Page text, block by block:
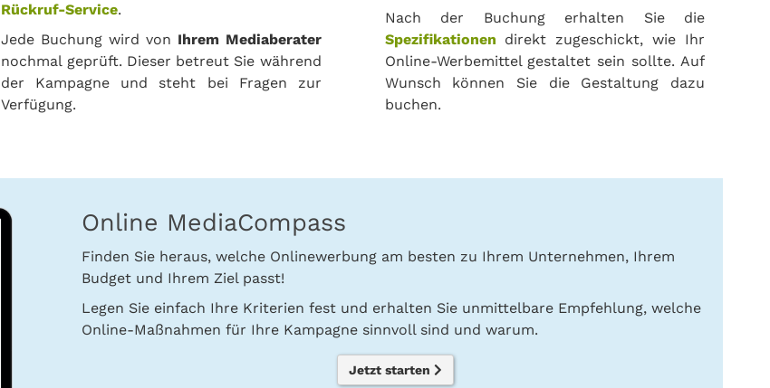
Rückruf-Service.
Jede Buchung wird von Ihrem Mediaberater
nochmal geprüft. Dieser betreut Sie während
der Kampagne und steht bei Fragen zur
Verfügung.
Nach der Buchung erhalten Sie die
Spezifikationen direkt zugeschickt, wie Ihr
Online-Werbemittel gestaltet sein sollte. Auf
Wunsch können Sie die Gestaltung dazu
buchen.
Online MediaCompass
Finden Sie heraus, welche Onlinewerbung am besten zu Ihrem Unternehmen, Ihrem
Budget und Ihrem Ziel passt!
Legen Sie einfach Ihre Kriterien fest und erhalten Sie unmittelbare Empfehlung, welche
Online-Maßnahmen für Ihre Kampagne sinnvoll sind und warum.
Jetzt starten